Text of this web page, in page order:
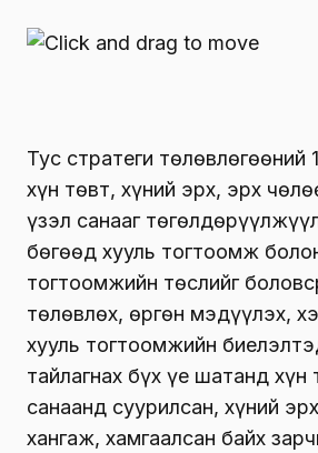
Тус стратеги төлөвлөгөөний
хүн төвт, хүний эрх, эрх
үзэл санааг
бөгөөд хууль тогтоомж
тогтоомжийн төслийг
төлөвлөх, өргөн мэдүүлэх,
хууль тогтоомжийн
тайлагнах бүх үе шатанд хүн
санаанд суурилсан, хүний
хангаж, хамгаалсан байх